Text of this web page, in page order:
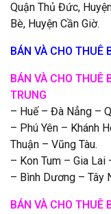
Quận Thủ Đức,
Bè, Huyện Cần Giờ.
BÁN VÀ CHO THUÊ
BÁN VÀ CHO THUÊ
TRUNG
– Huế – Đà Nẳng –
– Phú Yên – Khánh
Thuận – Vũng Tàu.
– Kon Tum – Gia
– Bình Dương – Tây
BÁN VÀ CHO THUÊ